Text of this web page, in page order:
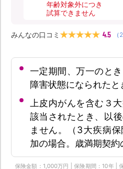
年齢対象外につき
試算できません
みんなの口コミ 4.5 （
一定期間、万一のと
障害状態になられたと
上皮内がんを含む３
該当されたとき、以
ません。（3大疾病
加の場合。歳満期契約
保険金額：1,000万円 | 保険期間：10年 |